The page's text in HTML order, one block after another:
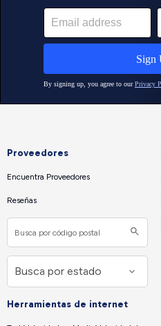
Proveedores
Encuentra Proveedores
Reseñas
Herramientas de internet